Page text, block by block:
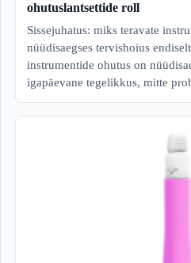
ohutuslantsettide roll
Sissejuhatus: miks teravate
nüüdisaegses tervishoius
instrumentide ohutus on
igapäevane tegelikkus, mitte